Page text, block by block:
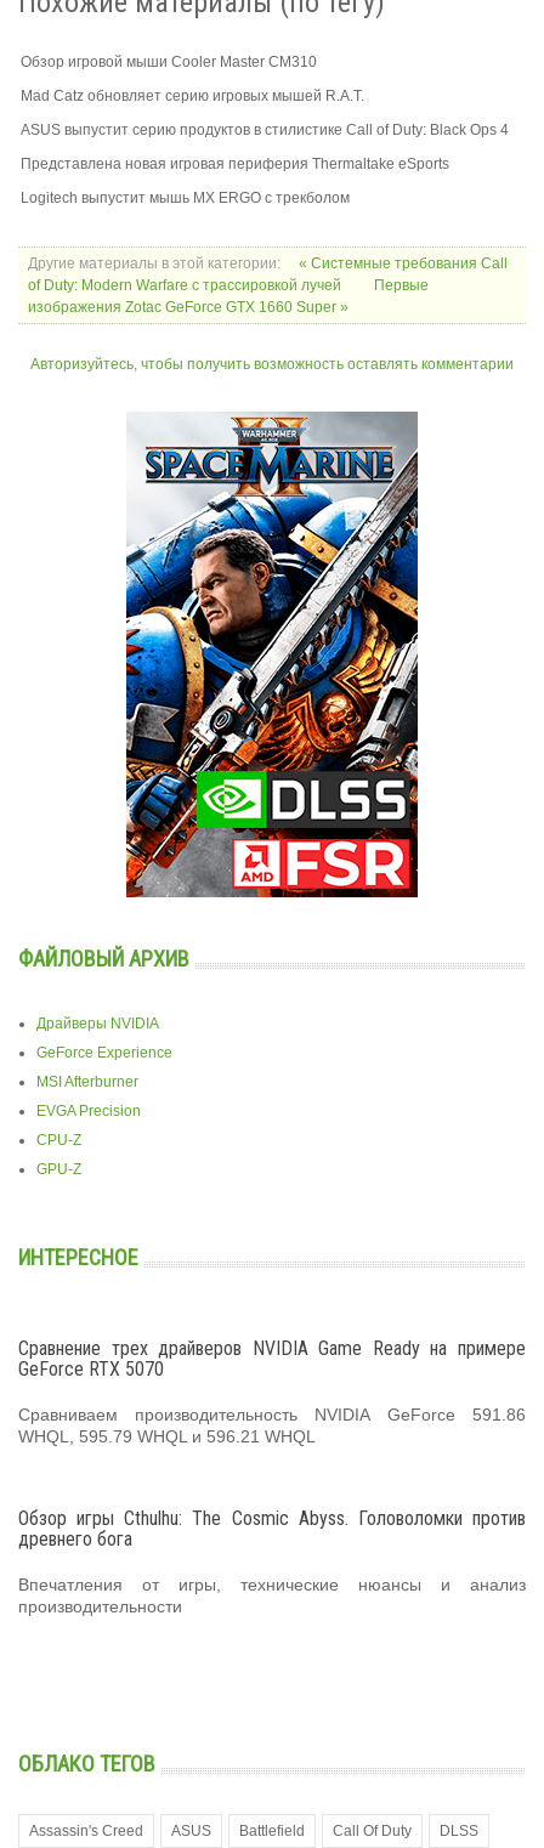
Обзор игровой мыши Cooler Master CM310
Mad Catz обновляет серию игровых мышей R.A.T.
ASUS выпустит серию продуктов в стилистике Call of Duty: Black Ops 4
Представлена новая игровая периферия Thermaltake eSports
Logitech выпустит мышь MX ERGO с трекболом
Другие материалы в этой категории:
« Системные требования Call
of Duty: Modern Warfare с трассировкой лучей
Первые
изображения Zotac GeForce GTX 1660 Super »
Авторизуйтесь, чтобы получить возможность оставлять комментарии
ФАЙЛОВЫЙ АРХИВ
Драйверы NVIDIA
GeForce Experience
MSI Afterburner
EVGA Precision
CPU-Z
GPU-Z
ИНТЕРЕСНОЕ
Сравнение трех драйверов NVIDIA Game Ready на примере
GeForce RTX 5070
Сравниваем производительность NVIDIA GeForce 591.86
WHQL, 595.79 WHQL и 596.21 WHQL
Обзор игры Cthulhu: The Cosmic Abyss. Головоломки против
древнего бога
Впечатления от игры, технические нюансы и анализ
производительности
ОБЛАКО ТЕГОВ
Assassin's Creed ASUS Battlefield Call Of Duty DLSS